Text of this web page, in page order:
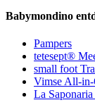
Babymondino
Pampers
tetesept®
small foot
Vimse All-
La